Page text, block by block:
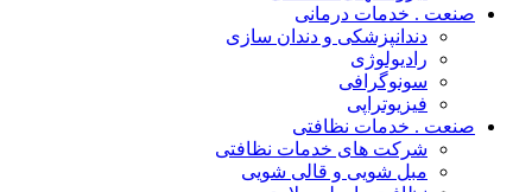
صنعت . خدمات درمانی
دندانپزشکی و دندان سازی
رادیولوژی
سونوگرافی
فیزیوتراپی
صنعت . خدمات نظافتی
شرکت های خدمات نظافتی
مبل شویی و قالی شویی